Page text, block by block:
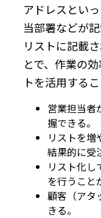
アドレスとい
当部署などが
リストに記載
とで、作業の
トを活用するこ
営業担当者
握できる。
リストを増
結果的に受
リスト化し
を行うこと
顧客（アタ
きる。